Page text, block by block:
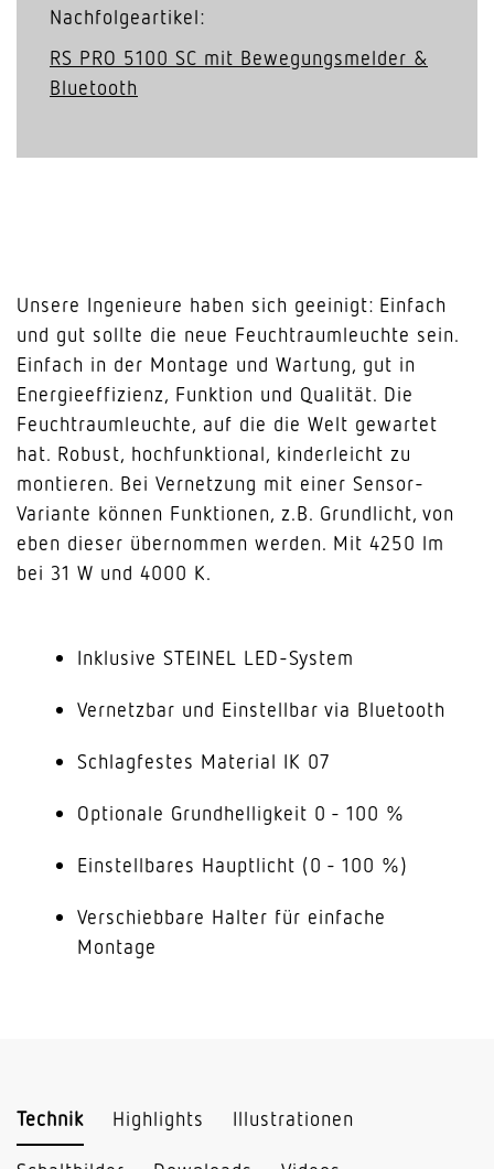
Nachfolgeartikel:
RS PRO 5100 SC mit Bewe­gungs­melder &
Bluetooth
Unsere Ingenieure haben sich geeinigt: Einfach
und gut sollte die neue Feuchtraumleuchte sein.
Einfach in der Montage und Wartung, gut in
Energieeffizienz, Funktion und Qualität. Die
Feuchtraumleuchte, auf die die Welt gewartet
hat. Robust, hochfunktional, kinderleicht zu
montieren. Bei Vernetzung mit einer Sensor-
Variante können Funktionen, z.B. Grundlicht, von
eben dieser übernommen werden. Mit 4250 lm
bei 31 W und 4000 K.
Inklusive STEINEL LED-System
Vernetzbar und Einstellbar via Bluetooth
Schlagfestes Material IK 07
Optionale Grundhelligkeit 0 - 100 %
Einstellbares Hauptlicht (0 - 100 %)
Verschiebbare Halter für einfache
Montage
Technik Highlights Illustrationen